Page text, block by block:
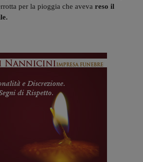
per la pioggia che aveva reso il